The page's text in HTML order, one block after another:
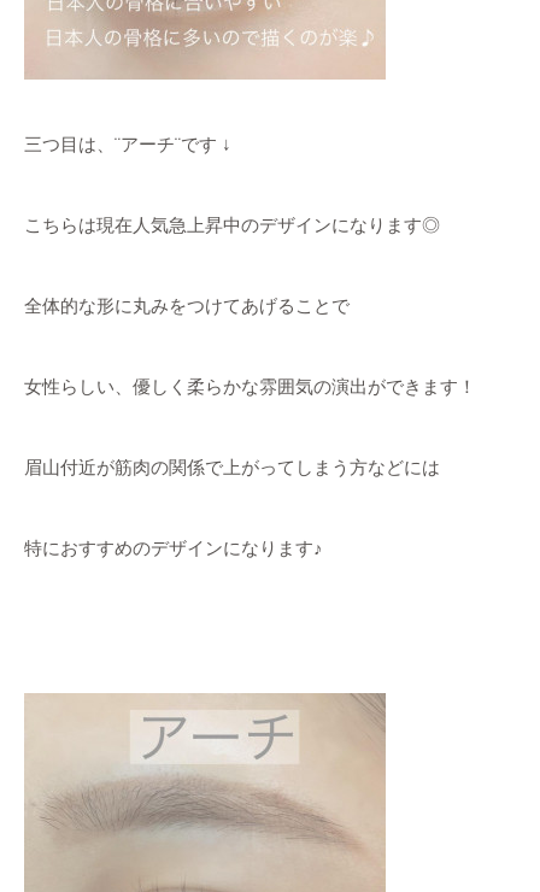
三つ目は、¨アーチ¨です ↓
こちらは現在人気急上昇中のデザインになります◎
全体的な形に丸みをつけてあげることで
女性らしい、優しく柔らかな雰囲気の演出ができます！
眉山付近が筋肉の関係で上がってしまう方などには
特におすすめのデザインになります♪